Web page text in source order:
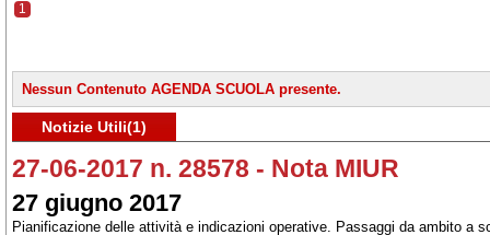
1
Nessun Contenuto AGENDA SCUOLA presente.
Notizie Utili(1)
27-06-2017 n. 28578 - Nota MIUR
27 giugno 2017
Pianificazione delle attività e indicazioni operative. Passaggi da ambito a